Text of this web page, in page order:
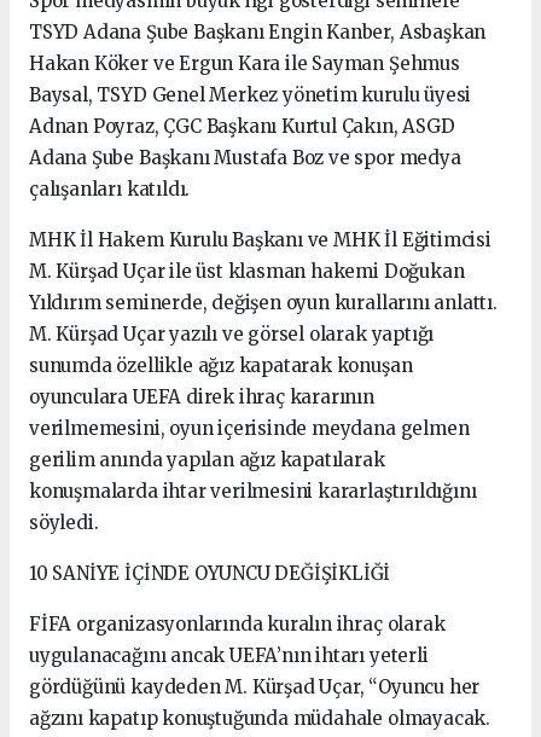
TSYD Adana Şube Başkanı Engin Kanber, Asbaşkan
Hakan Köker ve Ergun Kara ile Sayman Şehmus
Baysal, TSYD Genel Merkez yönetim kurulu üyesi
Adnan Poyraz, ÇGC Başkanı Kurtul Çakın, ASGD
Adana Şube Başkanı Mustafa Boz ve spor medya
çalışanları katıldı.
MHK İl Hakem Kurulu Başkanı ve MHK İl Eğitimcisi
M. Kürşad Uçar ile üst klasman hakemi Doğukan
Yıldırım seminerde, değişen oyun kurallarını anlattı.
M. Kürşad Uçar yazılı ve görsel olarak yaptığı
sunumda özellikle ağız kapatarak konuşan
oyunculara UEFA direk ihraç kararının
verilmemesini, oyun içerisinde meydana gelmen
gerilim anında yapılan ağız kapatılarak
konuşmalarda ihtar verilmesini kararlaştırıldığını
söyledi.
10 SANİYE İÇİNDE OYUNCU DEĞİŞİKLİĞİ
FİFA organizasyonlarında kuralın ihraç olarak
uygulanacağını ancak UEFA’nın ihtarı yeterli
gördüğünü kaydeden M. Kürşad Uçar, “Oyuncu her
ağzını kapatıp konuştuğunda müdahale olmayacak.